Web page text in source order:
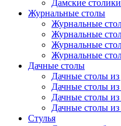
Дамские
Журнальные столы
Журнальные
Журнальные
Журнальные
Журнальные
Дачные столы
Дачные столы из
Дачные столы из
Дачные столы из
Дачные столы
Стулья